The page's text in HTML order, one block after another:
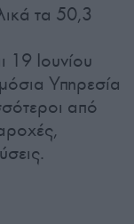
τα 50,3
19 Ιουνίου
Υπηρεσία
από